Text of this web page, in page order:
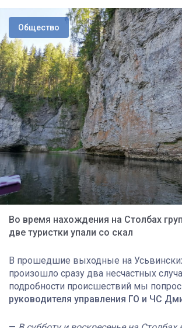
Общество
Во время нахождения на Столбах
две туристки упали со скал
В прошедшие выходные на
произошло сразу два несчастных
подробности происшествий мы
руководителя управления ГО и ЧС